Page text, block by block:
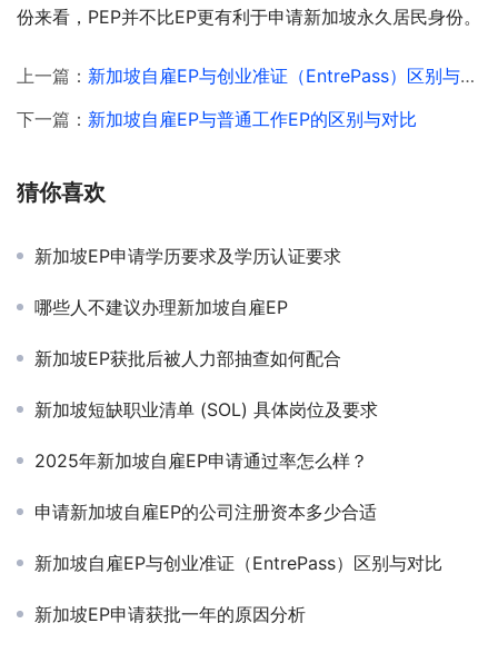
份来看，PEP并不比EP更有利于申请新加坡永久居民身份。
上一篇： 新加坡自雇EP与创业准证（EntrePass）区别与对比
下一篇： 新加坡自雇EP与普通工作EP的区别与对比
猜你喜欢
新加坡EP申请学历要求及学历认证要求
哪些人不建议办理新加坡自雇EP
新加坡EP获批后被人力部抽查如何配合
新加坡短缺职业清单 (SOL) 具体岗位及要求
2025年新加坡自雇EP申请通过率怎么样？
申请新加坡自雇EP的公司注册资本多少合适
新加坡自雇EP与创业准证（EntrePass）区别与对比
新加坡EP申请获批一年的原因分析